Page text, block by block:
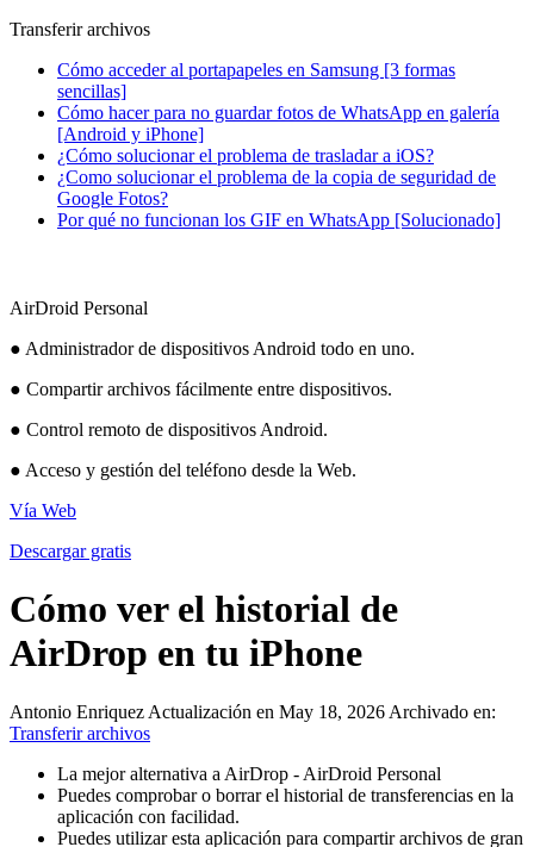
Transferir archivos
Cómo acceder al portapapeles en Samsung [3 formas
sencillas]
Cómo hacer para no guardar fotos de WhatsApp en galería
[Android y iPhone]
¿Cómo solucionar el problema de trasladar a iOS?
¿Como solucionar el problema de la copia de seguridad de
Google Fotos?
Por qué no funcionan los GIF en WhatsApp [Solucionado]
AirDroid Personal
● Administrador de dispositivos Android todo en uno.
● Compartir archivos fácilmente entre dispositivos.
● Control remoto de dispositivos Android.
● Acceso y gestión del teléfono desde la Web.
Vía Web
Descargar gratis
Cómo ver el historial de
AirDrop en tu iPhone
Antonio Enriquez Actualización en May 18, 2026 Archivado en:
Transferir archivos
La mejor alternativa a AirDrop - AirDroid Personal
Puedes comprobar o borrar el historial de transferencias en la
aplicación con facilidad.
Puedes utilizar esta aplicación para compartir archivos de gran